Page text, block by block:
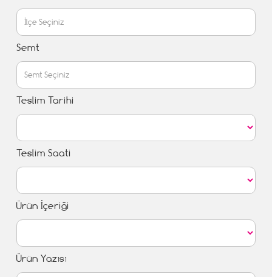
Semt
Teslim Tarihi
Teslim Saati
Ürün İçeriği
Ürün Yazısı